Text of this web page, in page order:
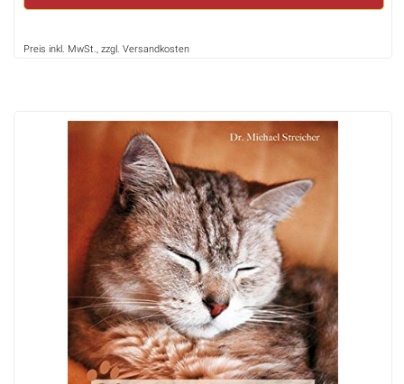
Preis inkl. MwSt., zzgl. Versandkosten